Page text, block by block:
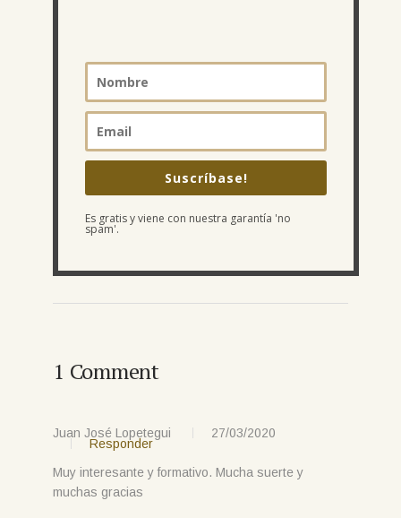
Suscríbase!
Es gratis y viene con nuestra garantía 'no
spam'.
1 Comment
Juan José Lopetegui 27/03/2020
Responder
Muy interesante y formativo. Mucha suerte y
muchas gracias